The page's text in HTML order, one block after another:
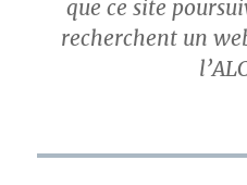
que ce site
recherchent un